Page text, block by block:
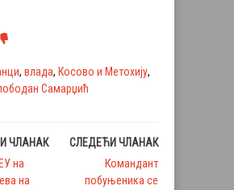
, влада, Косово и Метохију,
Самарџић
ЧЛАНАК
на
на
СЛЕДЕЋИ ЧЛАНАК
Командант
побуњеника се